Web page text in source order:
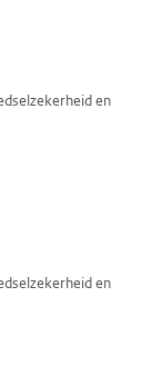
en
en